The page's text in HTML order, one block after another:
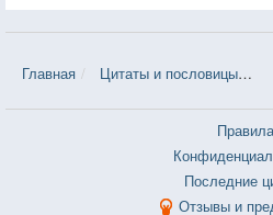
Главная Цитаты и пословицы
Правила
Последние
Отзывы и